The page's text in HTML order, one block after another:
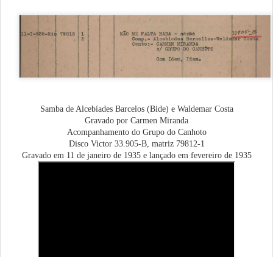
Samba de Alcebíades Barcelos (Bide) e Waldemar Costa
Gravado por Carmen Miranda
Acompanhamento do Grupo do Canhoto
Disco Victor 33.905-B, matriz 79812-1
Gravado em 11 de janeiro de 1935 e lançado em fevereiro de 1935